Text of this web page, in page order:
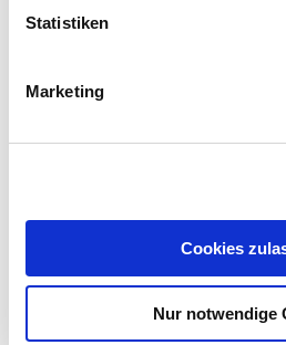
Statistiken
Marketing
Cookies
Nur notwendige
2014 und früher
2017
2020
2024
Keine news_id übergeben.